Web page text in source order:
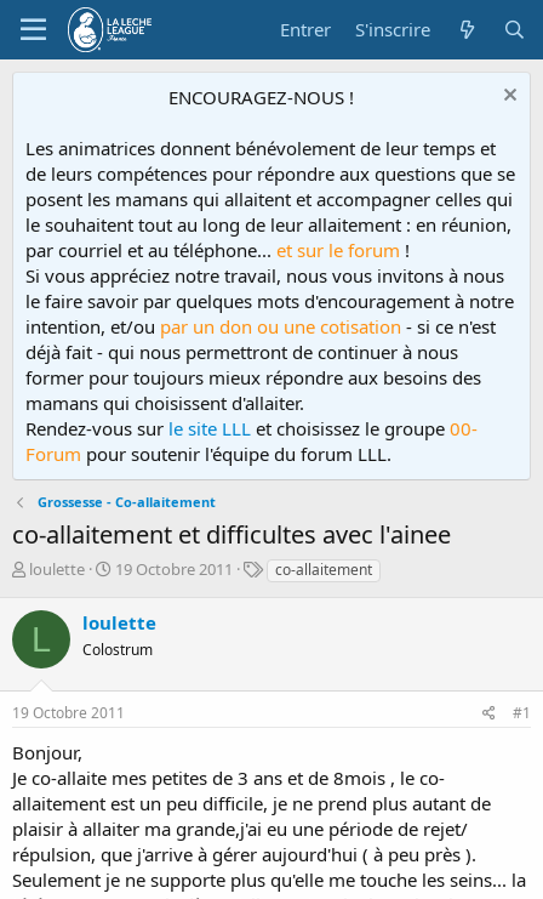
Entrer S'inscrire
ENCOURAGEZ-NOUS !
Les animatrices donnent bénévolement de leur temps et
de leurs compétences pour répondre aux questions que se
posent les mamans qui allaitent et accompagner celles qui
le souhaitent tout au long de leur allaitement : en réunion,
par courriel et au téléphone... et sur le forum !
Si vous appréciez notre travail, nous vous invitons à nous
le faire savoir par quelques mots d'encouragement à notre
intention, et/ou par un don ou une cotisation - si ce n'est
déjà fait - qui nous permettront de continuer à nous
former pour toujours mieux répondre aux besoins des
mamans qui choisissent d'allaiter.
Rendez-vous sur le site LLL et choisissez le groupe 00-
Forum pour soutenir l'équipe du forum LLL.
Grossesse - Co-allaitement
co-allaitement et difficultes avec l'ainee
D
m
a
é
e
a
r
loulette
D
t
e
d
d
é
t
19 Octobre 2011
Tco-allaitement
L loulette
Colostrum
19 Octobre 2011 #1
Bonjour,
Je co-allaite mes petites de 3 ans et de 8mois , le co-
allaitement est un peu difficile, je ne prend plus autant de
plaisir à allaiter ma grande,j'ai eu une période de rejet/
répulsion, que j'arrive à gérer aujourd'hui ( à peu près ).
Seulement je ne supporte plus qu'elle me touche les seins... la